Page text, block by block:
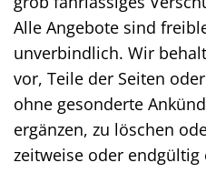
Alle Angebote sind
unverbindlich. Wir
vor, Teile der Seiten
ohne gesonderte
ergänzen, zu löschen
zeitweise oder endgültig